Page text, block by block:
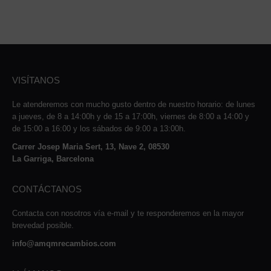
VISÍTANOS
Le atenderemos con mucho gusto dentro de nuestro horario: de lunes
a jueves, de 8 a 14:00h y de 15 a 17:00h, viernes de 8:00 a 14:00 y
de 15:00 a 16:00 y los sábados de 9:00 a 13:00h.
Carrer Josep Maria Sert, 13, Nave 2, 08530
La Garriga, Barcelona
CONTÁCTANOS
Contacta con nosotros vía e-mail y te responderemos en la mayor
brevedad posible.
info@amqmrecambios.com